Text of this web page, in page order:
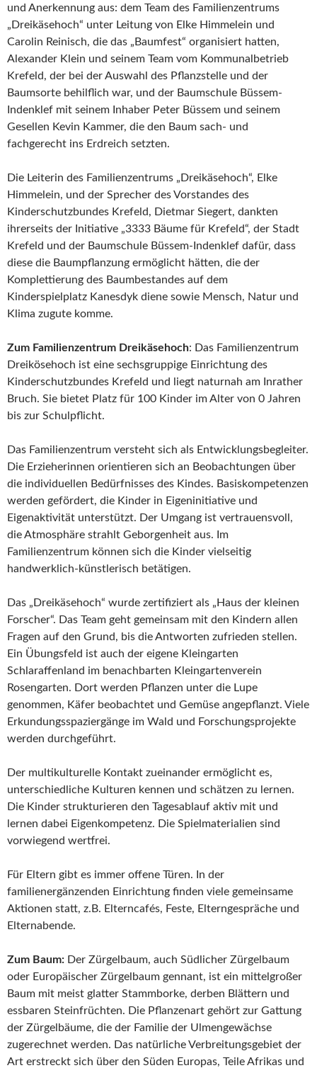
und Anerkennung aus: dem Team des Familienzentrums
„Dreikäsehoch“ unter Leitung von Elke Himmelein und
Carolin Reinisch, die das „Baumfest“ organisiert hatten,
Alexander Klein und seinem Team vom Kommunalbetrieb
Krefeld, der bei der Auswahl des Pflanzstelle und der
Baumsorte behilflich war, und der Baumschule Büssem-
Indenklef mit seinem Inhaber Peter Büssem und seinem
Gesellen Kevin Kammer, die den Baum sach- und
fachgerecht ins Erdreich setzten.
Die Leiterin des Familienzentrums „Dreikäsehoch“, Elke
Himmelein, und der Sprecher des Vorstandes des
Kinderschutzbundes Krefeld, Dietmar Siegert, dankten
ihrerseits der Initiative „3333 Bäume für Krefeld“, der Stadt
Krefeld und der Baumschule Büssem-Indenklef dafür, dass
diese die Baumpflanzung ermöglicht hätten, die der
Komplettierung des Baumbestandes auf dem
Kinderspielplatz Kanesdyk diene sowie Mensch, Natur und
Klima zugute komme.
Zum Familienzentrum Dreikäsehoch: Das Familienzentrum
Dreikösehoch ist eine sechsgruppige Einrichtung des
Kinderschutzbundes Krefeld und liegt naturnah am Inrather
Bruch. Sie bietet Platz für 100 Kinder im Alter von 0 Jahren
bis zur Schulpflicht.
Das Familienzentrum versteht sich als Entwicklungsbegleiter.
Die Erzieherinnen orientieren sich an Beobachtungen über
die individuellen Bedürfnisses des Kindes. Basiskompetenzen
werden gefördert, die Kinder in Eigeninitiative und
Eigenaktivität unterstützt. Der Umgang ist vertrauensvoll,
die Atmosphäre strahlt Geborgenheit aus. Im
Familienzentrum können sich die Kinder vielseitig
handwerklich-künstlerisch betätigen.
Das „Dreikäsehoch“ wurde zertifiziert als „Haus der kleinen
Forscher“. Das Team geht gemeinsam mit den Kindern allen
Fragen auf den Grund, bis die Antworten zufrieden stellen.
Ein Übungsfeld ist auch der eigene Kleingarten
Schlaraffenland im benachbarten Kleingartenverein
Rosengarten. Dort werden Pflanzen unter die Lupe
genommen, Käfer beobachtet und Gemüse angepflanzt. Viele
Erkundungsspaziergänge im Wald und Forschungsprojekte
werden durchgeführt.
Der multikulturelle Kontakt zueinander ermöglicht es,
unterschiedliche Kulturen kennen und schätzen zu lernen.
Die Kinder strukturieren den Tagesablauf aktiv mit und
lernen dabei Eigenkompetenz. Die Spielmaterialien sind
vorwiegend wertfrei.
Für Eltern gibt es immer offene Türen. In der
familienergänzenden Einrichtung finden viele gemeinsame
Aktionen statt, z.B. Elterncafés, Feste, Elterngespräche und
Elternabende.
Zum Baum: Der Zürgelbaum, auch Südlicher Zürgelbaum
oder Europäischer Zürgelbaum gennant, ist ein mittelgroßer
Baum mit meist glatter Stammborke, derben Blättern und
essbaren Steinfrüchten. Die Pflanzenart gehört zur Gattung
der Zürgelbäume, die der Familie der Ulmengewächse
zugerechnet werden. Das natürliche Verbreitungsgebiet der
Art erstreckt sich über den Süden Europas, Teile Afrikas und